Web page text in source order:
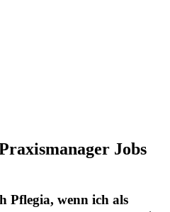
Jobs
Pflegia, wenn ich als